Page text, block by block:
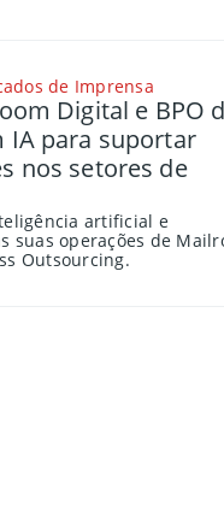
de Imprensa
Digital e BPO
IA para suportar
nos setores de
artificial e
suas operações de
Outsourcing.